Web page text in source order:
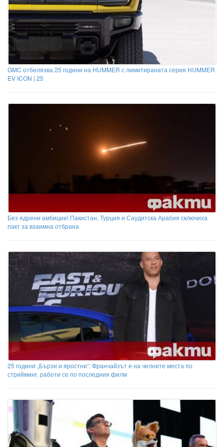
GMC отбелязва 25 години на HUMMER с лимитираната серия HUMMER
EV ICON | 25
Без ядрени амбиции! Пакистан, Турция и Саудитска Арабия сключиха
пакт за взаимна отбрана
25 години „Бързи и яростни“: Франчайзът е на челните места по
стрийминг, работи се по последния филм